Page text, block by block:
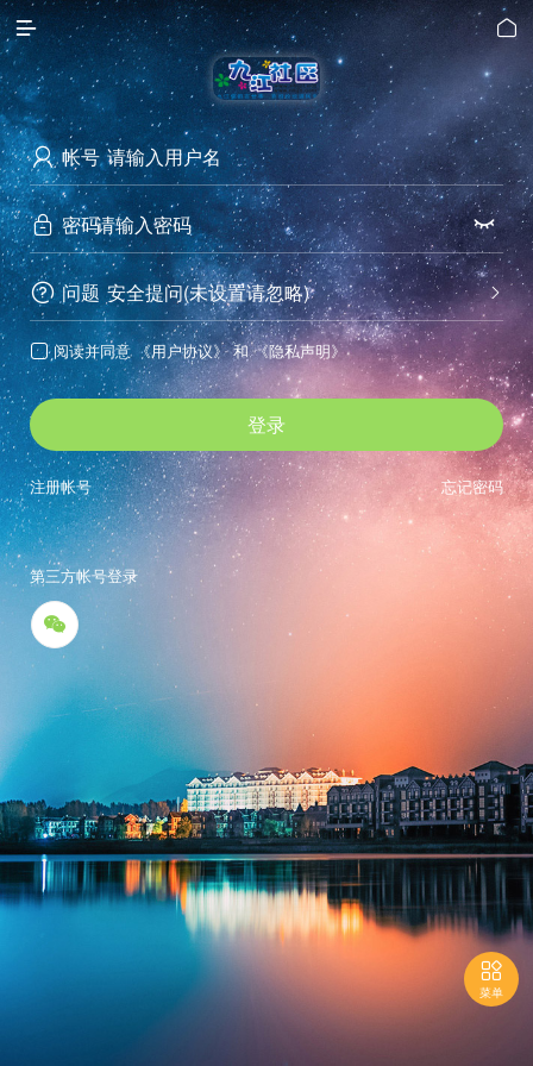
 
 帐号
 密码 
 问题 
安全提问(未设置请忽略)
 阅读并同意 《用户协议》 和 《隐私声明》
登录
忘记密码
注册帐号
第三方帐号登录


菜单